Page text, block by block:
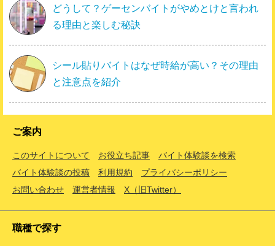
どうして？ゲーセンバイトがやめとけと言われ
る理由と楽しむ秘訣
シール貼りバイトはなぜ時給が高い？その理由
と注意点を紹介
ご案内
このサイトについて お役立ち記事
バイト体験談を検索
バイト体験談の投稿
利用規約
プライバシーポリシー
お問い合わせ
運営者情報 X（旧Twitter）
職種で探す